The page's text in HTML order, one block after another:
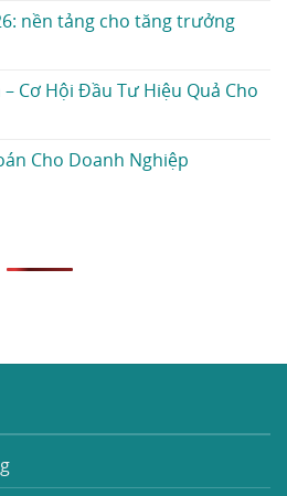
nền tảng cho tăng trưởng
Cơ Hội Đầu Tư Hiệu Quả Cho
Cho Doanh Nghiệp